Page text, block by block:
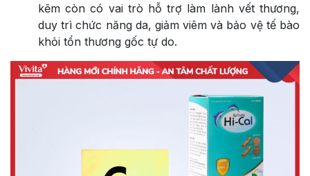
kẽm còn có vai trò hỗ trợ làm lành vết thương,
duy trì chức năng da, giảm viêm và bảo vệ tế bào
khỏi tổn thương gốc tự do.